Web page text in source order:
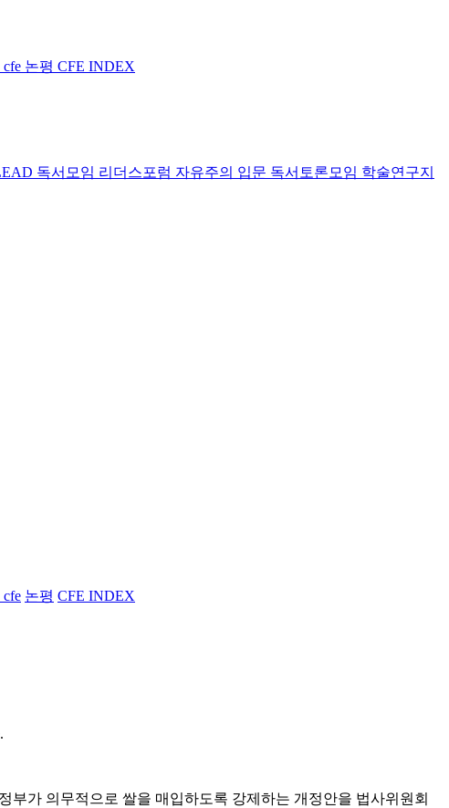
논평 CFE INDEX
독서모임 리더스포럼 자유주의 입문 독서토론모임 학술연구지
논평 CFE INDEX
부가 의무적으로 쌀을 매입하도록 강제하는 개정안을 법사위원회